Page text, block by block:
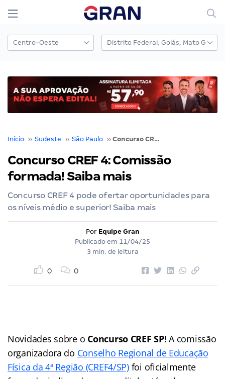
Início ›› Sudeste ›› São Paulo ›› Concurso CREF 4: Comissão formada! Saiba mais
Concurso CREF 4: Comissão
formada! Saiba mais
Concurso CREF 4 pode ofertar oportunidades para
os níveis médio e superior! Saiba mais
Por Equipe Gran
Publicado em 11/04/25
3 min. de leitura
0 0
Novidades sobre o Concurso CREF SP! A comissão
organizadora do Conselho Regional de Educação
Física da 4ª Região (CREF4/SP)foi oficialmente